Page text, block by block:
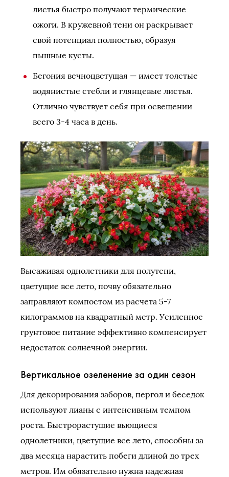
листья быстро получают термические
ожоги. В кружевной тени он раскрывает
свой потенциал полностью, образуя
пышные кусты.
Бегония вечноцветущая — имеет толстые
водянистые стебли и глянцевые листья.
Отлично чувствует себя при освещении
всего 3-4 часа в день.
Высаживая однолетники для полутени,
цветущие все лето, почву обязательно
заправляют компостом из расчета 5-7
килограммов на квадратный метр. Усиленное
грунтовое питание эффективно компенсирует
недостаток солнечной энергии.
Вертикальное озеленение за один сезон
Для декорирования заборов, пергол и беседок
используют лианы с интенсивным темпом
роста. Быстрорастущие вьющиеся
однолетники, цветущие все лето, способны за
два месяца нарастить побеги длиной до трех
метров. Им обязательно нужна надежная